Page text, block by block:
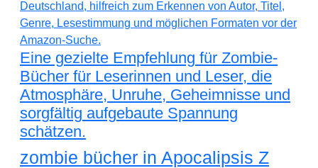
Eine gezielte Empfehlung für Zombie-
Bücher für Leserinnen und Leser, die
Atmosphäre, Unruhe, Geheimnisse und
sorgfältig aufgebaute Spannung
schätzen.
zombie bücher in Apocalipsis Z